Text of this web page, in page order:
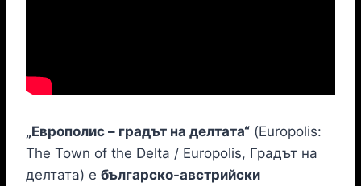
„Европолис – градът на делтата“ (Europolis:
The Town of the Delta / Europolis, Градът на
делтата) е българско-австрийски